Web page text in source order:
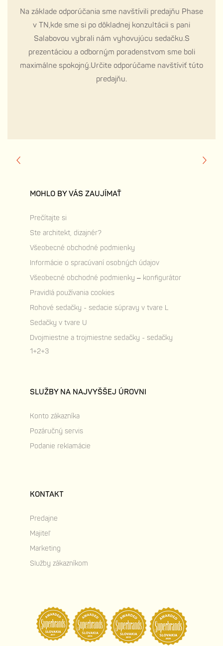
Na základe odporúčania sme navštívili predajňu Phase
v TN,kde sme si po dôkladnej konzultácii s pani
Salabovou vybrali nám vyhovujúcu sedačku.S
prezentáciou a odborným poradenstvom sme boli
maximálne spokojný.Určite odporúčame navštíviť túto
predajňu.
MOHLO BY VÁS ZAUJÍMAŤ
Prečítajte si
Ste architekt, dizajnér?
Všeobecné obchodné podmienky
Informácie o spracúvaní osobných údajov
Všeobecné obchodné podmienky – konfigurátor
Pravidlá používania cookies
Rohové sedačky - sedacie súpravy v tvare L
Sedačky v tvare U
Dvojmiestne a trojmiestne sedačky - sedačky
1+2+3
SLUŽBY NA NAJVYŠŠEJ ÚROVNI
Konto zákazníka
Pozáručný servis
Podanie reklamácie
KONTAKT
Predajne
Majiteľ
Marketing
Služby zákazníkom